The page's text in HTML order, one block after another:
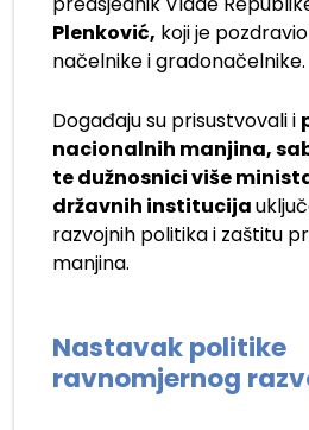
Plenković, koji je
načelnike i gradonačelnike.
Događaju su prisustvovali i
nacionalnih manjina,
te dužnosnici više
državnih institucija
razvojnih politika i zaštitu
manjina.
Nastavak politike
ravnomjernog